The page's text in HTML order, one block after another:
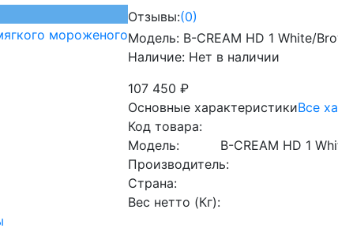
Отзывы:(0)
Модель: B-CREAM HD 1 White/
Наличие: Нет в наличии
107 450 ₽
Основные характеристикиВсе
Код товара:
Модель:
B-CREAM HD 1
Производитель:
Страна:
Вес нетто (Кг):